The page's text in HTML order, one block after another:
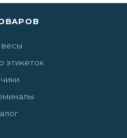
весы
этикеток